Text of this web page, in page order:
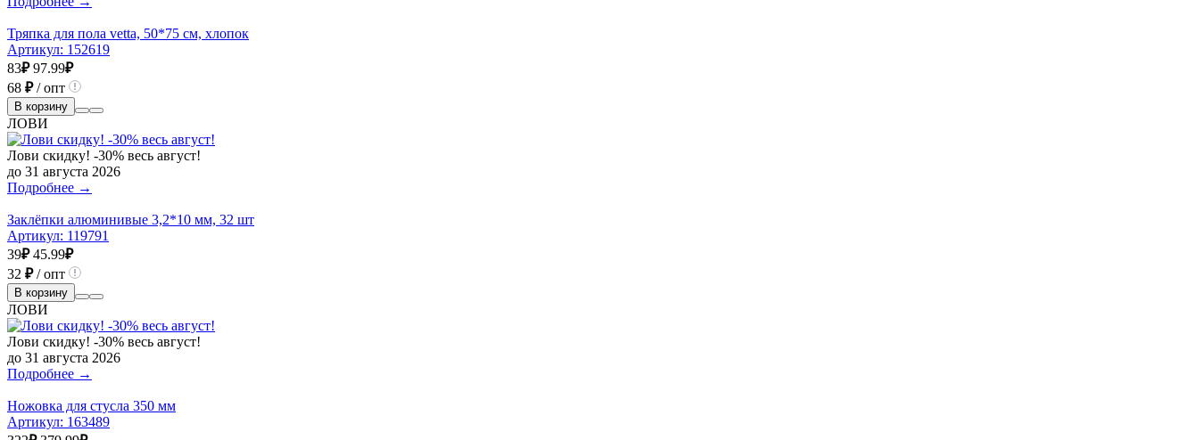
Тряпка для пола vetta, 50*75 см, хлопок
Артикул: 152619
83₽ 97.99₽
68 ₽/ опт
В корзину
ЛОВИ
Лови скидку! -30% весь август!
до 31 августа 2026
Подробнее →
Заклёпки алюминивые 3,2*10 мм, 32 шт
Артикул: 119791
39₽ 45.99₽
32 ₽/ опт
В корзину
ЛОВИ
Лови скидку! -30% весь август!
до 31 августа 2026
Подробнее →
Ножовка для стусла 350 мм
Артикул: 163489